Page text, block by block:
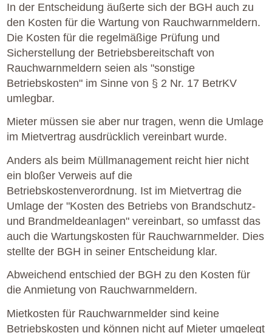
In der Entscheidung äußerte sich der BGH auch zu
den Kosten für die Wartung von Rauchwarnmeldern.
Die Kosten für die regelmäßige Prüfung und
Sicherstellung der Betriebsbereitschaft von
Rauchwarnmeldern seien als "sonstige
Betriebskosten" im Sinne von § 2 Nr. 17 BetrKV
umlegbar.
Mieter müssen sie aber nur tragen, wenn die Umlage
im Mietvertrag ausdrücklich vereinbart wurde.
Anders als beim Müllmanagement reicht hier nicht
ein bloßer Verweis auf die
Betriebskostenverordnung. Ist im Mietvertrag die
Umlage der "Kosten des Betriebs von Brandschutz-
und Brandmeldeanlagen" vereinbart, so umfasst das
auch die Wartungskosten für Rauchwarnmelder. Dies
stellte der BGH in seiner Entscheidung klar.
Abweichend entschied der BGH zu den Kosten für
die Anmietung von Rauchwarnmeldern.
Mietkosten für Rauchwarnmelder sind keine
Betriebskosten und können nicht auf Mieter umgelegt